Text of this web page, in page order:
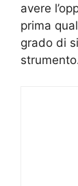
avere
prima
grado di